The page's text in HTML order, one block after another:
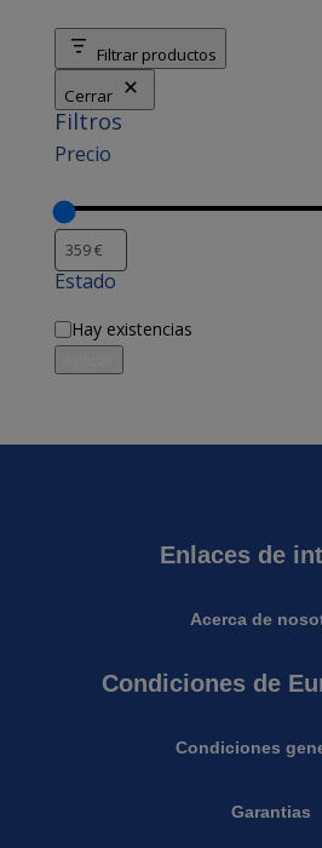
Filtrar productos
Cerrar
Filtros
Precio
Estado
Disponibilidad
Hay existencias
Enlaces de
Acerca de
Condiciones de
Condiciones
Garantias